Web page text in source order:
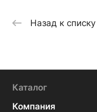
Назад к списку
Каталог
Компания